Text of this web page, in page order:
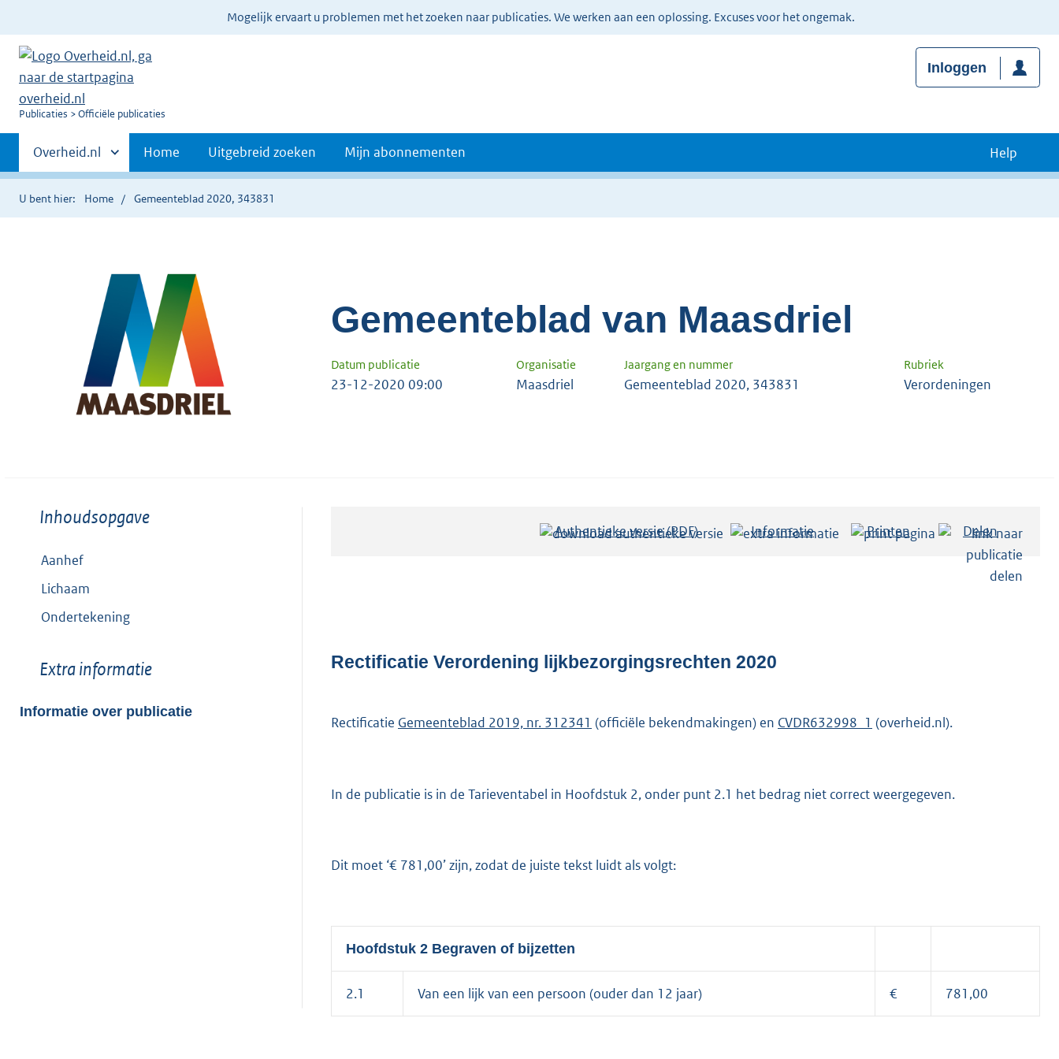
informatie:
Mogelijk ervaart u problemen met het zoeken naar publicaties. We werken aan een oplossing. Excuses voor het ongemak.
U
Publicaties Officiële publicaties
Inloggen
Primaire
navigatie
Andere
sites
binnen
Overheid.nl Home Uitgebreid zoeken Mijn abonnementen Help
U bent hier: Home Gemeenteblad 2020, 343831
Gemeenteblad van Maasdriel
Datum publicatie Organisatie Jaargang en nummer Rubriek
23-12-2020 09:00 Maasdriel Gemeenteblad 2020, 343831 Verordeningen
Toon
van:
Inhoudsopgave
Aanhef
Lichaam
Ondertekening
Toon
van:
Extra informatie
Informatie over publicatie
Authentieke versie (PDF)b
d
r
Informatie Printen Delen
Rectificatie Verordening lijkbezorgingsrechten 2020
Rectificatie Gemeenteblad 2019, nr. 312341 (officiële bekendmakingen) en CVDR632998_1 (overheid.nl).
In de publicatie is in de Tarieventabel in Hoofdstuk 2, onder punt 2.1 het bedrag niet correct weergegeven.
Dit moet ‘€ 781,00’ zijn, zodat de juiste tekst luidt als volgt:
Hoofdstuk 2 Begraven of bijzetten
2.1 Van een lijk van een persoon (ouder dan 12 jaar) € 781,00